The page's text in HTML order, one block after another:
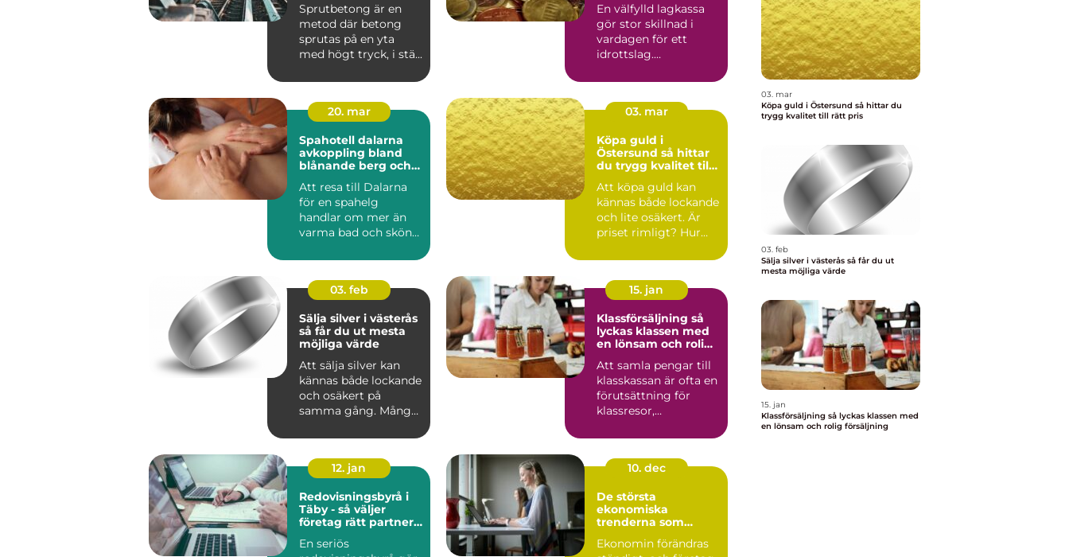
Sprutbetong är en
metod där betong
sprutas på en yta
med högt tryck, i stä...
En välfylld lagkassa
gör stor skillnad i
vardagen för ett
idrottslag.
nya matc...
20. mar
Spahotell dalarna
avkoppling bland
blånande berg och
Att resa till Dalarna
för en spahelg
handlar om mer än
varma bad och sköna
Regionen fö...
03. mar
Köpa guld i
Östersund så hittar
du trygg kvalitet till
Att köpa guld kan
kännas både lockande
och lite osäkert. Är
priset rimligt? Hur
03. feb
Sälja silver i västerås
så får du ut mesta
möjliga värde
Att sälja silver kan
kännas både lockande
och osäkert på
samma gång. Många
silversmyck...
15. jan
Klassförsäljning så
lyckas klassen med
en lönsam och rolig
Att samla pengar till
klasskassan är ofta en
förutsättning för
klassresor,
och a...
12. jan
Redovisningsbyrå i
Täby - så väljer
företag rätt partner
En seriös
10. dec
De största
ekonomiska
trenderna som
idag
Ekonomin förändras
03. mar
Köpa guld i Östersund så hittar du
trygg kvalitet till rätt pris
03. feb
Sälja silver i västerås så får du ut
mesta möjliga värde
15. jan
Klassförsäljning så lyckas klassen med
en lönsam och rolig försäljning